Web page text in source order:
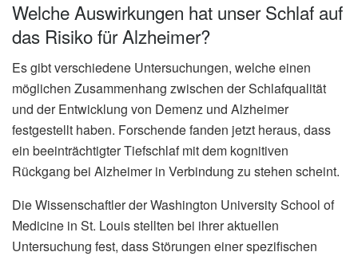
Welche Auswirkungen hat unser Schlaf auf
das Risiko für Alzheimer?
Es gibt verschiedene Untersuchungen, welche einen
möglichen Zusammenhang zwischen der Schlafqualität
und der Entwicklung von Demenz und Alzheimer
festgestellt haben. Forschende fanden jetzt heraus, dass
ein beeinträchtigter Tiefschlaf mit dem kognitiven
Rückgang bei Alzheimer in Verbindung zu stehen scheint.
Die Wissenschaftler der Washington University School of
Medicine in St. Louis stellten bei ihrer aktuellen
Untersuchung fest, dass Störungen einer spezifischen